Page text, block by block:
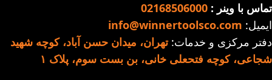
بدنه فلزی مستحکم
سیستم خنک کننده قدرتمند
قابلیت جوشکاری با کیفیت بالا
در الکترودهای 2.5 به صورت
تماس با وینر : 02168506000
ایمیل: info@winnertoolsco.com
دفتر مرکزی و خدمات: تهران، میدان حسن آباد، کوچه شهید
شجاعی، کوچه فتحعلی خانی، بن بست سوم، پلاک ۱